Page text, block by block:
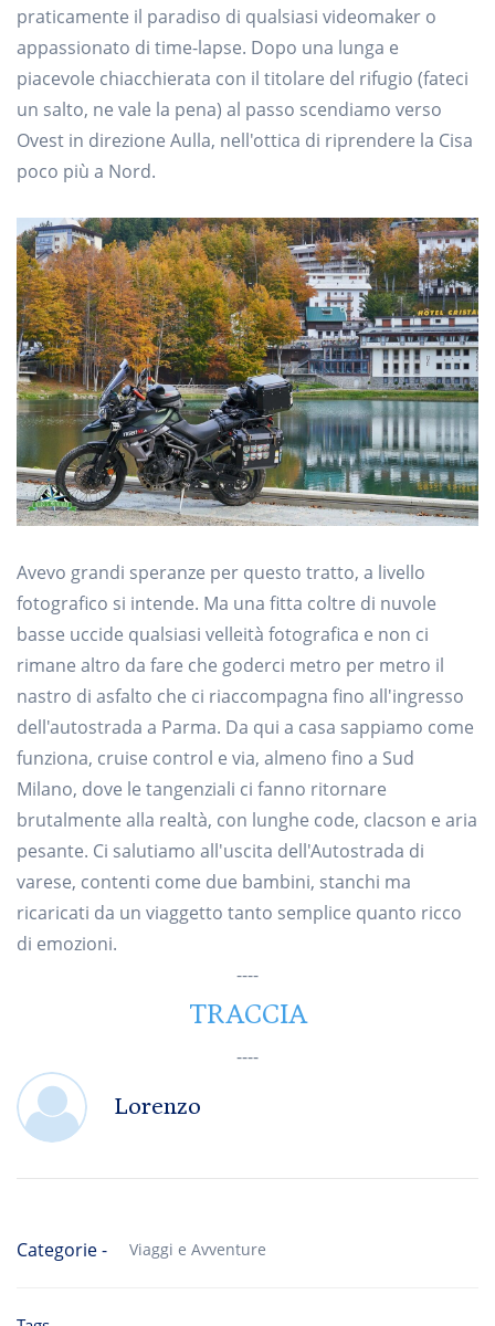
praticamente il paradiso di qualsiasi videomaker o
appassionato di time-lapse. Dopo una lunga e
piacevole chiacchierata con il titolare del rifugio (fateci
un salto, ne vale la pena) al passo scendiamo verso
Ovest in direzione Aulla, nell'ottica di riprendere la Cisa
poco più a Nord.
Avevo grandi speranze per questo tratto, a livello
fotografico si intende. Ma una fitta coltre di nuvole
basse uccide qualsiasi velleità fotografica e non ci
rimane altro da fare che goderci metro per metro il
nastro di asfalto che ci riaccompagna fino all'ingresso
dell'autostrada a Parma. Da qui a casa sappiamo come
funziona, cruise control e via, almeno fino a Sud
Milano, dove le tangenziali ci fanno ritornare
brutalmente alla realtà, con lunghe code, clacson e aria
pesante. Ci salutiamo all'uscita dell'Autostrada di
varese, contenti come due bambini, stanchi ma
ricaricati da un viaggetto tanto semplice quanto ricco
di emozioni.
----
TRACCIA
----
Lorenzo
Categorie - Viaggi e Avventure